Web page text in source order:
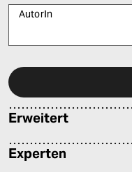
AutorIn
Erweitert
Experten